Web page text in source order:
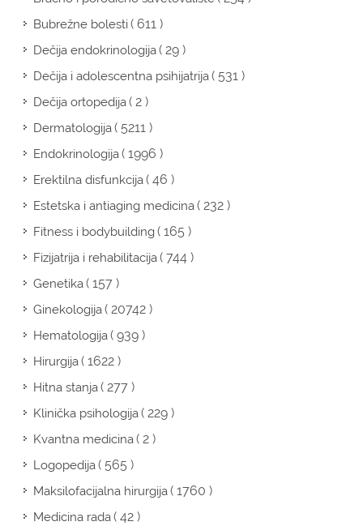
Bubrežne bolesti( 611 )
Dečija endokrinologija( 29 )
Dečija i adolescentna psihijatrija( 531 )
Dečija ortopedija( 2 )
Dermatologija( 5211 )
Endokrinologija( 1996 )
Erektilna disfunkcija( 46 )
Estetska i antiaging medicina( 232 )
Fitness i bodybuilding( 165 )
Fizijatrija i rehabilitacija( 744 )
Genetika( 157 )
Ginekologija( 20742 )
Hematologija( 939 )
Hirurgija( 1622 )
Hitna stanja( 277 )
Klinička psihologija( 229 )
Kvantna medicina( 2 )
Logopedija( 565 )
Maksilofacijalna hirurgija( 1760 )
Medicina rada( 42 )